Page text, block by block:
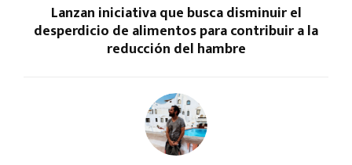
Lanzan iniciativa que busca disminuir el
desperdicio de alimentos para contribuir a la
reducción del hambre